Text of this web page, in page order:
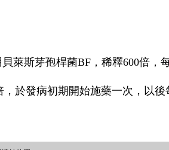
萊斯芽孢桿菌BF，稀釋600倍，
於發病初期開始施藥一次，以